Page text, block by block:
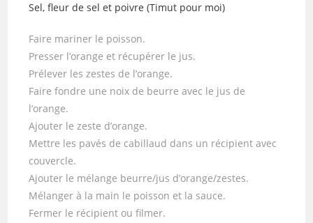
Sel, fleur de sel et poivre (Timut pour moi)
Faire mariner le poisson.
Presser l’orange et récupérer le jus.
Prélever les zestes de l’orange.
Faire fondre une noix de beurre avec le jus de
l’orange.
Ajouter le zeste d’orange.
Mettre les pavés de cabillaud dans un récipient avec
couvercle.
Ajouter le mélange beurre/jus d’orange/zestes.
Mélanger à la main le poisson et la sauce.
Fermer le récipient ou filmer.